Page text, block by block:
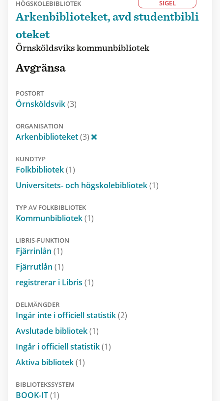
HÖGSKOLEBIBLIOTEK
SIGEL
Arkenbiblioteket, avd studentbibli
oteket
Örnsköldsviks kommunbibliotek
Avgränsa
POSTORT
Örnsköldsvik(3)
ORGANISATION
Arkenbiblioteket(3)
KUNDTYP
Folkbibliotek(1)
Universitets- och högskolebibliotek(1)
TYP AV FOLKBIBLIOTEK
Kommunbibliotek(1)
LIBRIS-FUNKTION
Fjärrinlån (1)
Fjärrutlån (1)
registrerar i Libris (1)
DELMÄNGDER
Ingår inte i officiell statistik(2)
Avslutade bibliotek(1)
Ingår i officiell statistik(1)
Aktiva bibliotek(1)
BIBLIOTEKSSYSTEM
BOOK-IT(1)